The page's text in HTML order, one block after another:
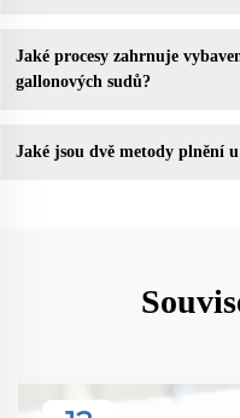
Jaké procesy zahrnuje
gallonových sudů?
Jaké jsou dvě metody plnění